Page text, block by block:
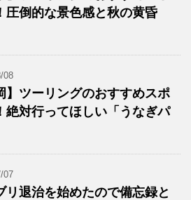
圧倒的な景色感と秋の黄昏
08
】ツーリングのおすすめスポ
絶対行ってほしい「うなぎパ
07
リ退治を始めたので備忘録と